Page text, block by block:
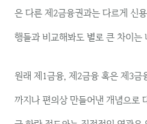
은 다른 제2금융권과는 다르게 신
행들과 비교해봐도 별로 큰 차이는
원래 제1금융, 제2금융 혹은 제3금
까지나 편의상 만들어낸 개념으로